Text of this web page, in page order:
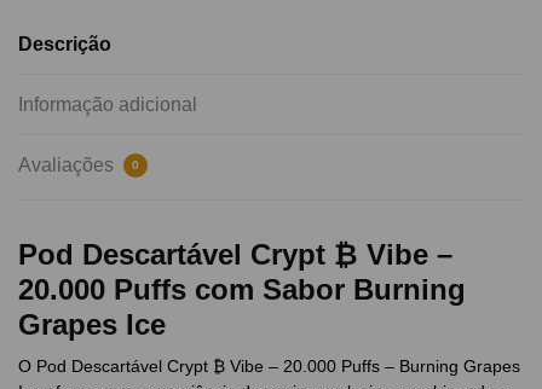
Descrição
Informação adicional
Avaliações 0
Pod Descartável Crypt ₿ Vibe –
20.000 Puffs com Sabor Burning
Grapes Ice
O Pod Descartável Crypt ₿ Vibe – 20.000 Puffs – Burning Grapes